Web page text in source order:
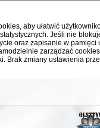
aby ułatwić
Jeśli nie
oraz zapisanie w pamięci
zarządzać
Brak zmiany ustawienia